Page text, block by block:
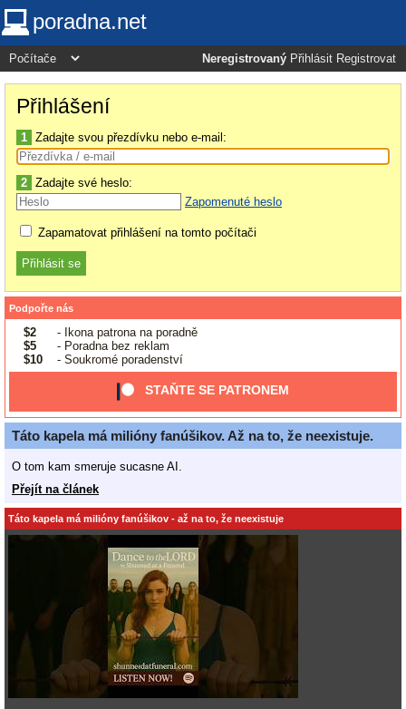
poradna.net
Neregistrovaný Přihlásit Registrovat
Přihlášení
1 Zadajte svou přezdívku nebo e-mail:
2 Zadajte své heslo:
Zapomenuté heslo
Zapamatovat přihlášení na tomto počítači
Podpořte nás
$2
- Ikona patrona na poradně
$5
- Poradna bez reklam
$10
- Soukromé poradenství
STAŇTE SE PATRONEM
Táto kapela má milióny fanúšikov. Až na to, že neexistuje.
O tom kam smeruje sucasne AI.
Přejít na článek
Táto kapela má milióny fanúšikov - až na to, že neexistuje